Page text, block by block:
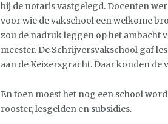
bij de notaris vastgelegd. Docenten
voor wie de vakschool een welkome
zou de nadruk leggen op het ambacht
meester. De Schrijversvakschool gaf
aan de Keizersgracht. Daar konden
En toen moest het nog een school
rooster, lesgelden en subsidies.